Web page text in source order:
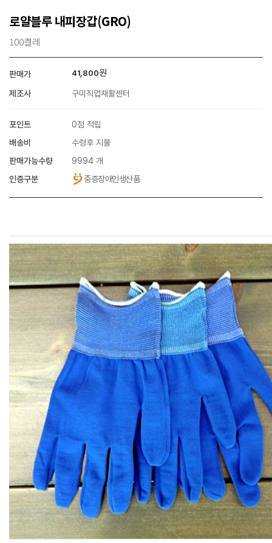
로얄블루 내피장갑(GRO)
100켤레
판매가 41,800원
제조사 구미직업재활센터
포인트
0점 적립
배송비
수령후 지불
판매가능수량
9994 개
인증구분
중증장애인생산품